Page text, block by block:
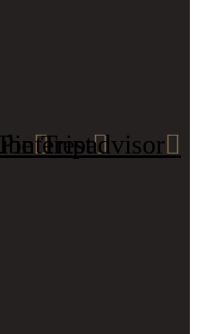
Pinterest
Tripadvisor